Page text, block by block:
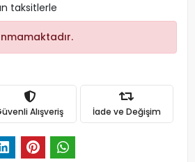
taksitlerle
Alışveriş İade ve Değişim